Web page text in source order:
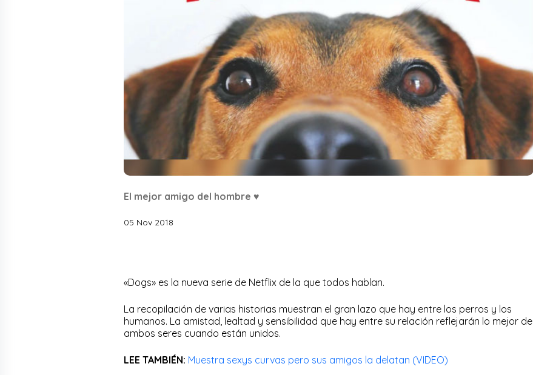
El mejor amigo del hombre ♥
05 Nov 2018
«Dogs» es la nueva serie de Netflix de la que todos hablan.
La recopilación de varias historias muestran el gran lazo que hay entre los perros y los
humanos. La amistad, lealtad y sensibilidad que hay entre su relación reflejarán lo mejor de
ambos seres cuando están unidos.
LEE TAMBIÉN: Muestra sexys curvas pero sus amigos la delatan (VIDEO)